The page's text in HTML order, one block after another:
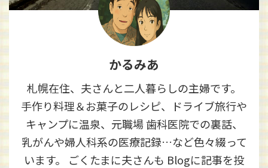
かるみあ
札幌在住、夫さんと二人暮らしの主婦です。
手作り料理＆お菓子のレシピ、ドライブ旅行や
キャンプに温泉、元職場 歯科医院での裏話、
乳がんや婦人科系の医療記録…など色々綴って
います。 ごくたまに夫さんも Blogに記事を投